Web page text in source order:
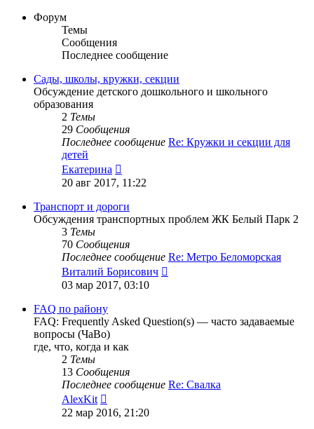
Форум
Темы
Сообщения
Последнее сообщение
Сады, школы, кружки, секции
Обсуждение детского дошкольного и школьного
образования
2 Темы
29 Сообщения
Последнее сообщение Re: Кружки и секции для
детей
Екатерина
к
сообщению
20 авг 2017, 11:22
Транспорт и дороги
Обсуждения транспортных проблем ЖК Белый Парк 2
3 Темы
70 Сообщения
Последнее сообщение Re: Метро Беломорская
Виталий Борисович
03 мар 2017, 03:10
FAQ по району
FAQ: Frequently Asked Question(s) — часто задаваемые
вопросы (ЧаВо)
где, что, когда и как
2 Темы
13 Сообщения
Последнее сообщение Re: Свалка
AlexKit
к
последнему
22 мар 2016, 21:20